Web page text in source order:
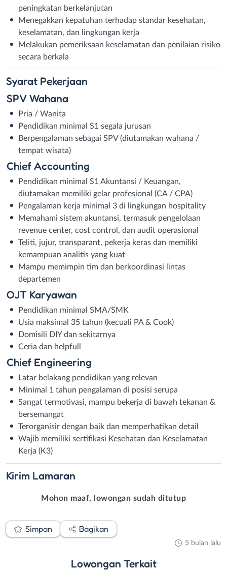
peningkatan berkelanjutan
Menegakkan kepatuhan terhadap standar kesehatan,
keselamatan, dan lingkungan kerja
Melakukan pemeriksaan keselamatan dan penilaian risiko
secara berkala
Syarat Pekerjaan
SPV Wahana
Pria / Wanita
Pendidikan minimal S1 segala jurusan
Berpengalaman sebagai SPV (diutamakan wahana /
tempat wisata)
Chief Accounting
Pendidikan minimal S1 Akuntansi / Keuangan,
diutamakan memiliki gelar profesional (CA / CPA)
Pengalaman kerja minimal 3 di lingkungan hospitality
Memahami sistem akuntansi, termasuk pengelolaan
revenue center, cost control, dan audit operasional
Teliti, jujur, transparant, pekerja keras dan memiliki
kemampuan analitis yang kuat
Mampu memimpin tim dan berkoordinasi lintas
departemen
OJT Karyawan
Pendidikan minimal SMA/SMK
Usia maksimal 35 tahun (kecuali PA & Cook)
Domisili DIY dan sekitarnya
⁠Ceria dan helpfull
Chief Engineering
Latar belakang pendidikan yang relevan
Minimal 1 tahun pengalaman di posisi serupa
Sangat termotivasi, mampu bekerja di bawah tekanan &
bersemangat
Terorganisir dengan baik dan memperhatikan detail
Wajib memiliki sertifikasi Kesehatan dan Keselamatan
Kerja (K3)
Kirim Lamaran
Mohon maaf, lowongan sudah ditutup
Simpan Bagikan
5 bulan lalu
Lowongan Terkait